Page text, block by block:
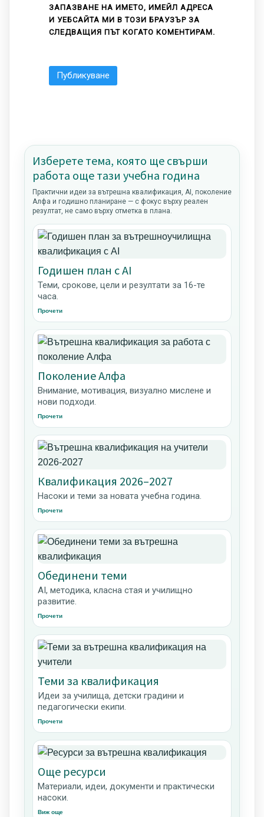
ЗАПАЗВАНЕ НА ИМЕТО, ИМЕЙЛ АДРЕСА
И УЕБСАЙТА МИ В ТОЗИ БРАУЗЪР ЗА
СЛЕДВАЩИЯ ПЪТ КОГАТО КОМЕНТИРАМ.
Изберете тема, която ще свърши
работа още тази учебна година
Практични идеи за вътрешна квалификация, AI, поколение
Алфа и годишно планиране — с фокус върху реален
резултат, не само върху отметка в плана.
Годишен план с AI
Теми, срокове, цели и резултати за 16-те
часа.
Прочети
Поколение Алфа
Внимание, мотивация, визуално мислене и
нови подходи.
Прочети
Квалификация 2026–2027
Насоки и теми за новата учебна година.
Прочети
Обединени теми
AI, методика, класна стая и училищно
развитие.
Прочети
Теми за квалификация
Идеи за училища, детски градини и
педагогически екипи.
Прочети
Още ресурси
Материали, идеи, документи и практически
насоки.
Виж още